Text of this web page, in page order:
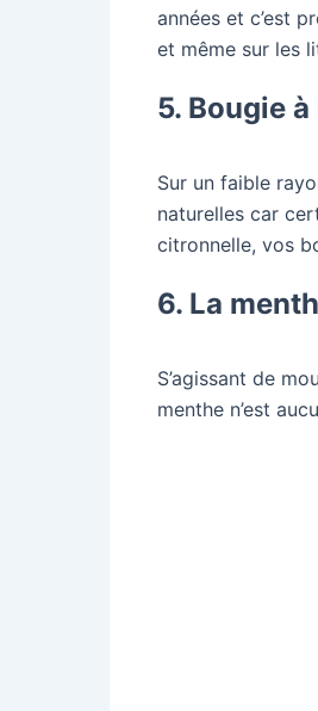
années et c’est
et même sur les
5. Bougie
Sur un faible
naturelles car
citronnelle, vos
6. La
S’agissant de
menthe n’est